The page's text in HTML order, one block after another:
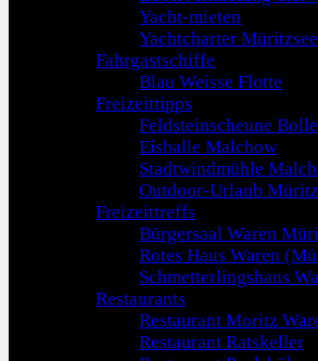
Yacht-mieten
Yachtcharter Müritzsee
Fahrgastschiffe
Blau Weisse Flotte
Freizeittipps
Feldsteinscheune
Eishalle Malchow
Stadtwindmühle
Outdoor-Urlaub Müritz
Freizeittreffs
Bürgersaal Waren
Rotes Haus Waren
Schmetterlingshaus
Restaurants
Restaurant Moritz
Restaurant Ratskeller